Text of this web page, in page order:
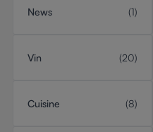
News (1)
Vin (20)
Cuisine (8)